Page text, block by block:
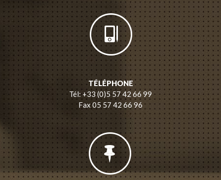
TÉLÉPHONE
Tél: +33 (0)5 57 42 66 99
Fax 05 57 42 66 96